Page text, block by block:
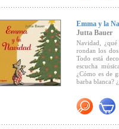
que se inicia
desarrollo.
enfrenta a
desconocidos,
PeroEl
parece enviar
y más tarde
pequeña joya
"El mensajero
momentos
que él va
viaje él ya no
Emma y la
Jutta Bauer
Navidad,
rondan los
Todo está
escucha
¿Cómo es de
barba blanca?
Tenemos ante